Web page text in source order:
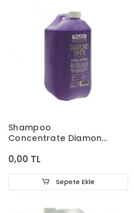
Shampoo
Concentrate Diamond
0,00 TL
Sepete Ekle